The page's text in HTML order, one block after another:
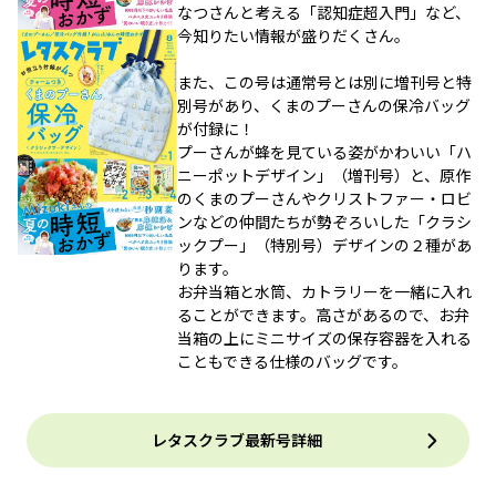
なつさんと考える「認知症超入門」など、
今知りたい情報が盛りだくさん。
また、この号は通常号とは別に増刊号と特
別号があり、くまのプーさんの保冷バッグ
が付録に！
プーさんが蜂を見ている姿がかわいい「ハ
ニーポットデザイン」（増刊号）と、原作
のくまのプーさんやクリストファー・ロビ
ンなどの仲間たちが勢ぞろいした「クラシ
ックプー」（特別号）デザインの２種があ
ります。
お弁当箱と水筒、カトラリーを一緒に入れ
ることができます。高さがあるので、お弁
当箱の上にミニサイズの保存容器を入れる
こともできる仕様のバッグです。
レタスクラブ最新号詳細